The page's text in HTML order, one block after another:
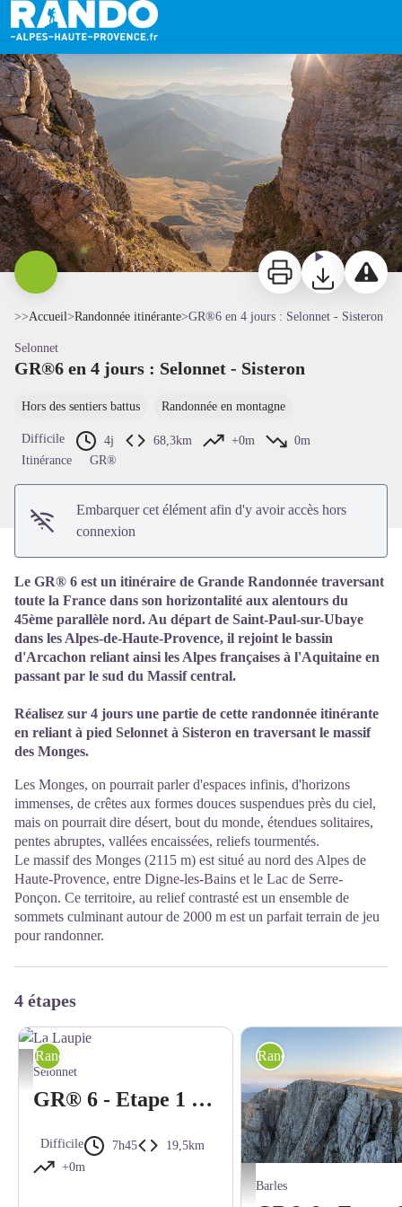
GR®6 en 4 jours : Selonnet - Sisteron
Vue depuis le sommet des Monges - Martin Champon
Voir l'image en plein écran
ImprimerTéléchargerSignaler
>>Accueil>Randonnée itinérante>GR®6 en 4 jours : Selonnet - Sisteron
Selonnet
GR®6 en 4 jours : Selonnet - Sisteron
Hors des sentiers battus Randonnée en montagne
Difficile 4j 68,3km +0m
0m
Itinérance
GR®
Embarquer cet élément afin d'y avoir accès hors
connexion
Le GR® 6 est un itinéraire de Grande Randonnée traversant
toute la France dans son horizontalité aux alentours du
45ème parallèle nord. Au départ de Saint-Paul-sur-Ubaye
dans les Alpes-de-Haute-Provence, il rejoint le bassin
d'Arcachon reliant ainsi les Alpes françaises à l'Aquitaine en
passant par le sud du Massif central.
Réalisez sur 4 jours une partie de cette randonnée itinérante
en reliant à pied Selonnet à Sisteron en traversant le massif
des Monges.
Les Monges, on pourrait parler d'espaces infinis, d'horizons
immenses, de crêtes aux formes douces suspendues près du ciel,
mais on pourrait dire désert, bout du monde, étendues solitaires,
pentes abruptes, vallées encaissées, reliefs tourmentés.
Le massif des Monges (2115 m) est situé au nord des Alpes de
Haute-Provence, entre Digne-les-Bains et le Lac de Serre-
Ponçon. Ce territoire, au relief contrasté est un ensemble de
sommets culminant autour de 2000 m est un parfait terrain de jeu
pour randonner.
4 étapes
La Laupie - OT La Motte du Caire
Randonnée itinérante
Selonnet
GR® 6 - Etape 1 : Selonnet - Refuge du Seignas
Difficile 7h45
19,5km
+0m
Sommet des Monges - Martin
Randonnée itinérante
Barles